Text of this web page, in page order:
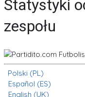
Statystyki
zespołu
Polski (PL)
Español (ES)
English (UK)